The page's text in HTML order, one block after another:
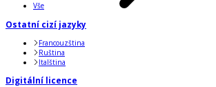
Vše
Ostatní cizí jazyky
Francouzština
Ruština
Italština
Digitální licence